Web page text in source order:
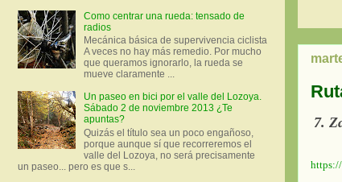
7.
Como centrar una rueda: tensado de
radios
Mecánica básica de supervivencia ciclista
A veces no hay más remedio. Por mucho
que queramos ignorarlo, la rueda se
mueve claramente ...
Un paseo en bici por el valle del Lozoya.
Sábado 2 de noviembre 2013 ¿Te
apuntas?
Quizás el título sea un poco engañoso,
porque aunque sí que recorreremos el
valle del Lozoya, no será precisamente
un paseo... pero es que s...